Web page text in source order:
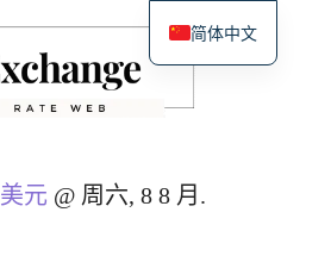
美元 @ 周六, 8 8 月.
简体中文
English
Español
Français